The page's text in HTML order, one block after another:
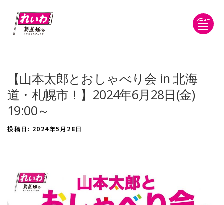
メニュー
【山本太郎とおしゃべり会 in 北海
道・札幌市！】2024年6月28日(金)
19:00～
投稿日: 2024年5月28日